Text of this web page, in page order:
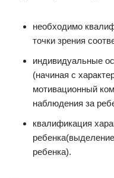
необходимо
точки зрения
индивидуальные
(начиная с
мотивационный
наблюдения за
квалификация
ребенка).